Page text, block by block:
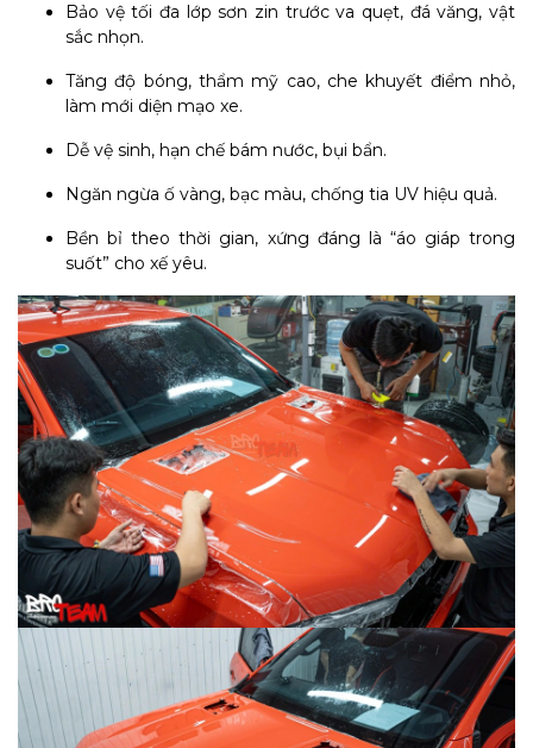
Bảo vệ tối đa lớp sơn zin trước va quẹt, đá văng, vật
sắc nhọn.
Tăng độ bóng, thẩm mỹ cao, che khuyết điểm nhỏ,
làm mới diện mạo xe.
Dễ vệ sinh, hạn chế bám nước, bụi bẩn.
Ngăn ngừa ố vàng, bạc màu, chống tia UV hiệu quả.
Bền bỉ theo thời gian, xứng đáng là “áo giáp trong
suốt” cho xế yêu.